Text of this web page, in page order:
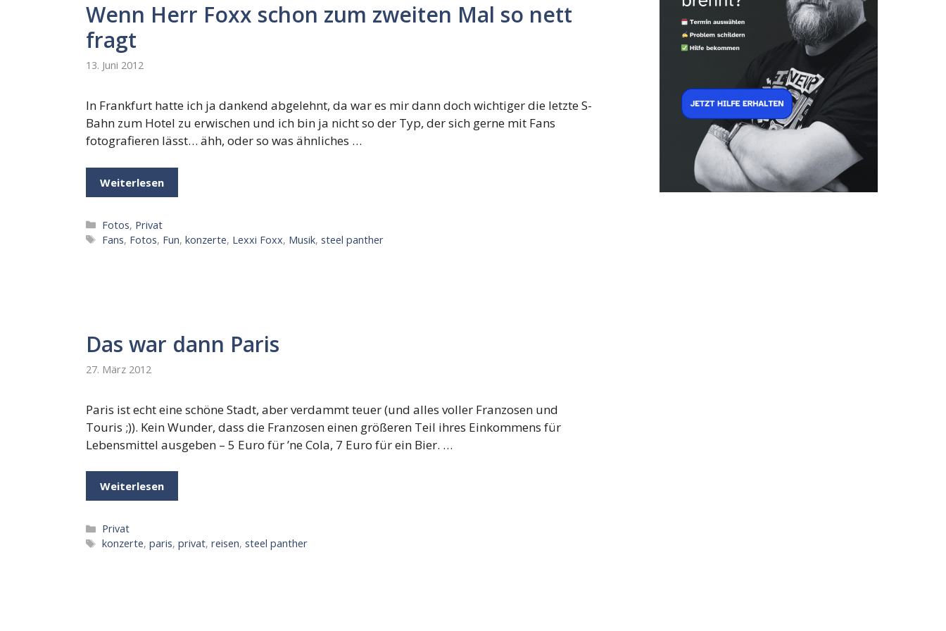
Wenn Herr Foxx schon zum zweiten Mal so nett
fragt
13. Juni 2012
In Frankfurt hatte ich ja dankend abgelehnt, da war es mir dann doch wichtiger die letzte S-
Bahn zum Hotel zu erwischen und ich bin ja nicht so der Typ, der sich gerne mit Fans
fotografieren lässt… ähh, oder so was ähnliches …
Weiterlesen
Kategorien
Fotos, Privat
Schlagwörter
Fans, Fotos, Fun,konzerte, Lexxi Foxx, Musik,steel panther
Das war dann Paris
27. März 2012
Paris ist echt eine schöne Stadt, aber verdammt teuer (und alles voller Franzosen und
Touris ;)). Kein Wunder, dass die Franzosen einen größeren Teil ihres Einkommens für
Lebensmittel ausgeben – 5 Euro für ’ne Cola, 7 Euro für ein Bier. …
Weiterlesen
Kategorien
Privat
Schlagwörter
konzerte,paris,privat,reisen,steel panther